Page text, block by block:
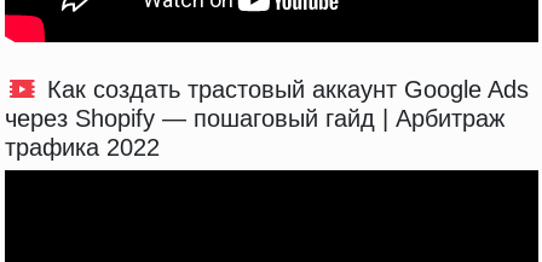
Как создать трастовый аккаунт Google Ads
через Shopify — пошаговый гайд | Арбитраж
трафика 2022